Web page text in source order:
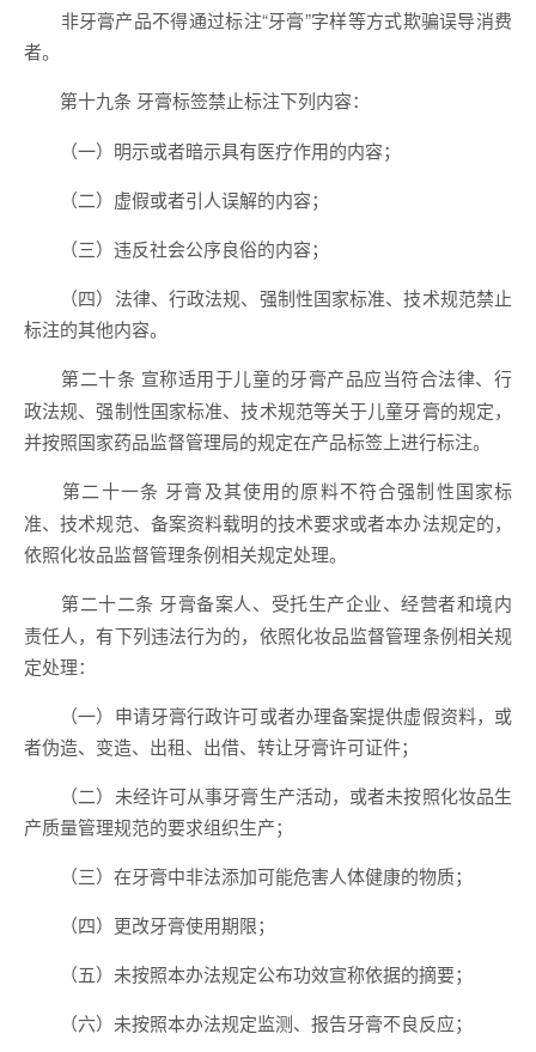
非牙膏产品不得通过标注“牙膏”字样等方式欺骗误导消费
者。
第十九条 牙膏标签禁止标注下列内容：
（一）明示或者暗示具有医疗作用的内容；
（二）虚假或者引人误解的内容；
（三）违反社会公序良俗的内容；
（四）法律、行政法规、强制性国家标准、技术规范禁止
标注的其他内容。
第二十条 宣称适用于儿童的牙膏产品应当符合法律、行
政法规、强制性国家标准、技术规范等关于儿童牙膏的规定，
并按照国家药品监督管理局的规定在产品标签上进行标注。
第二十一条 牙膏及其使用的原料不符合强制性国家标
准、技术规范、备案资料载明的技术要求或者本办法规定的，
依照化妆品监督管理条例相关规定处理。
第二十二条 牙膏备案人、受托生产企业、经营者和境内
责任人，有下列违法行为的，依照化妆品监督管理条例相关规
定处理：
（一）申请牙膏行政许可或者办理备案提供虚假资料，或
者伪造、变造、出租、出借、转让牙膏许可证件；
（二）未经许可从事牙膏生产活动，或者未按照化妆品生
产质量管理规范的要求组织生产；
（三）在牙膏中非法添加可能危害人体健康的物质；
（四）更改牙膏使用期限；
（五）未按照本办法规定公布功效宣称依据的摘要；
（六）未按照本办法规定监测、报告牙膏不良反应；